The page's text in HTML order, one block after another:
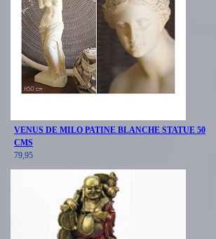
VENUS DE MILO PATINE BLANCHE STATUE 50
CMS
79,95